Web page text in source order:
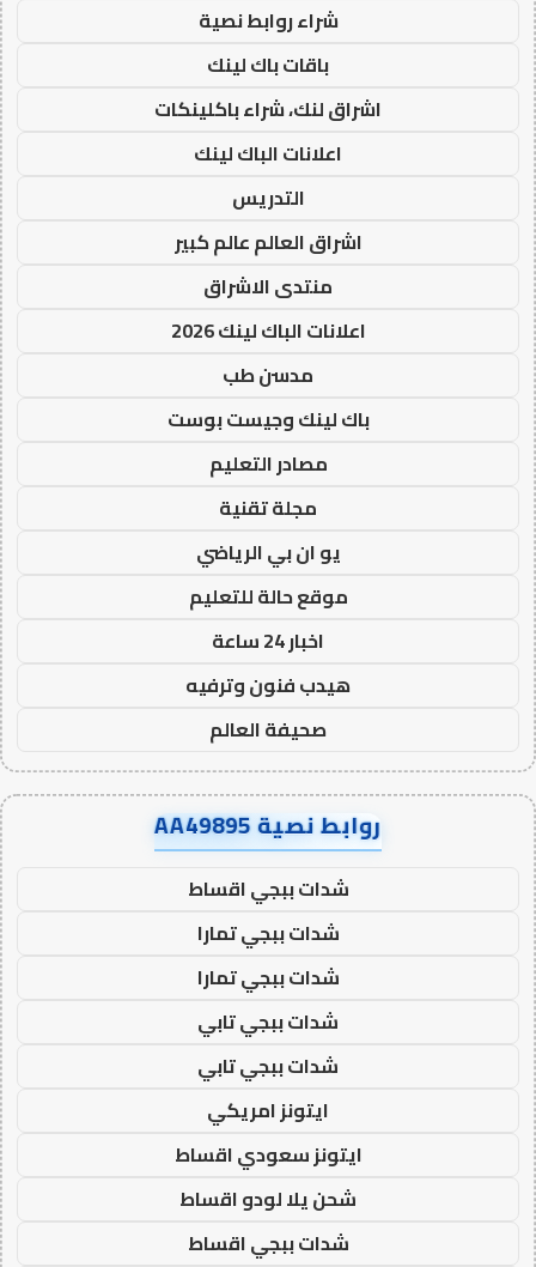
شراء روابط نصية
باقات باك لينك
اشراق لنك، شراء باكلينكات
اعلانات الباك لينك
التدريس
اشراق العالم عالم كبير
منتدى الاشراق
اعلانات الباك لينك 2026
مدسن طب
باك لينك وجيست بوست
مصادر التعليم
مجلة تقنية
يو ان بي الرياضي
موقع حالة للتعليم
اخبار 24 ساعة
هيدب فنون وترفيه
صحيفة العالم
روابط نصية AA49895
شدات ببجي اقساط
شدات ببجي تمارا
شدات ببجي تمارا
شدات ببجي تابي
شدات ببجي تابي
ايتونز امريكي
ايتونز سعودي اقساط
شحن يلا لودو اقساط
شدات ببجي اقساط